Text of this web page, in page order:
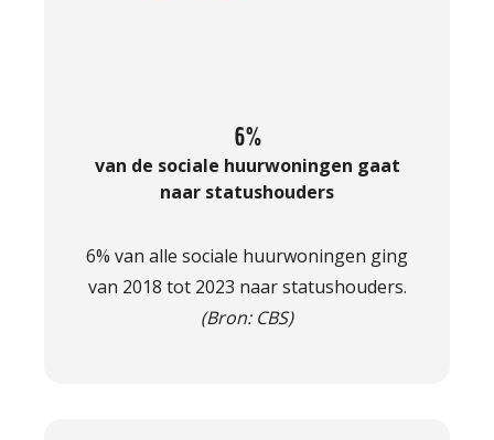
6%
van de sociale huurwoningen gaat
naar statushouders
6% van alle sociale huurwoningen ging
van 2018 tot 2023 naar statushouders.
(Bron: CBS)